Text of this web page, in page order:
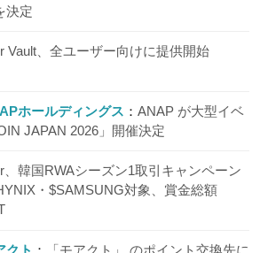
決定
Vault、全ユーザー向けに提供開始
ホールディングス
ANAP が大型イベ
JAPAN 2026」開催決定
、韓国RWAシーズン1取引キャンペーン
・$SAMSUNG対象、賞金総額
クト 「モアクト」 のポイント交換先に